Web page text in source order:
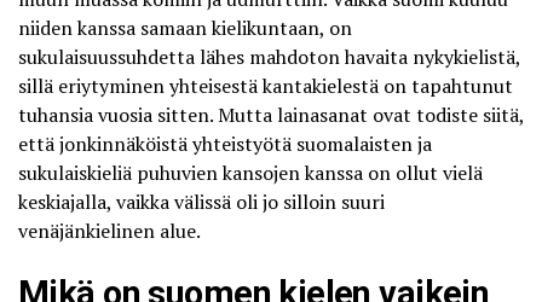
niiden kanssa samaan kielikuntaan, on
sukulaisuussuhdetta lähes mahdoton havaita nykykielistä,
sillä eriytyminen yhteisestä kantakielestä on tapahtunut
tuhansia vuosia sitten. Mutta lainasanat ovat todiste siitä,
että jonkinnäköistä yhteistyötä suomalaisten ja
sukulaiskieliä puhuvien kansojen kanssa on ollut vielä
keskiajalla, vaikka välissä oli jo silloin suuri
venäjänkielinen alue.